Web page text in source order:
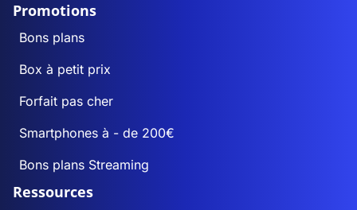
Promotions
Bons plans
Box à petit prix
Forfait pas cher
Smartphones à - de 200€
Bons plans Streaming
Ressources